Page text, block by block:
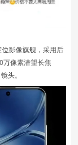
影像旗舰，采用后
万像素潜望长焦
头。